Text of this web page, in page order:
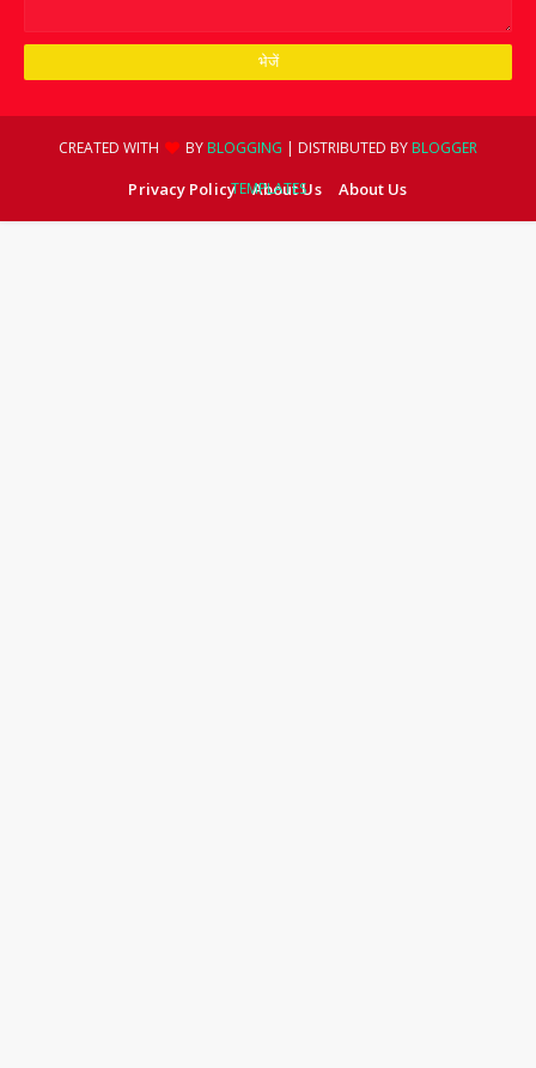
CREATED WITH BY BLOGGING | DISTRIBUTED BY BLOGGER
TEMPLATES
Privacy Policy About Us About Us